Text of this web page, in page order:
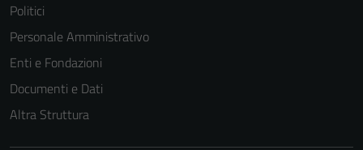
Politici
Personale Amministrativo
Enti e Fondazioni
Documenti e Dati
Altra Struttura